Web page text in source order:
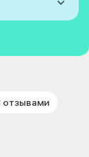
отзывами